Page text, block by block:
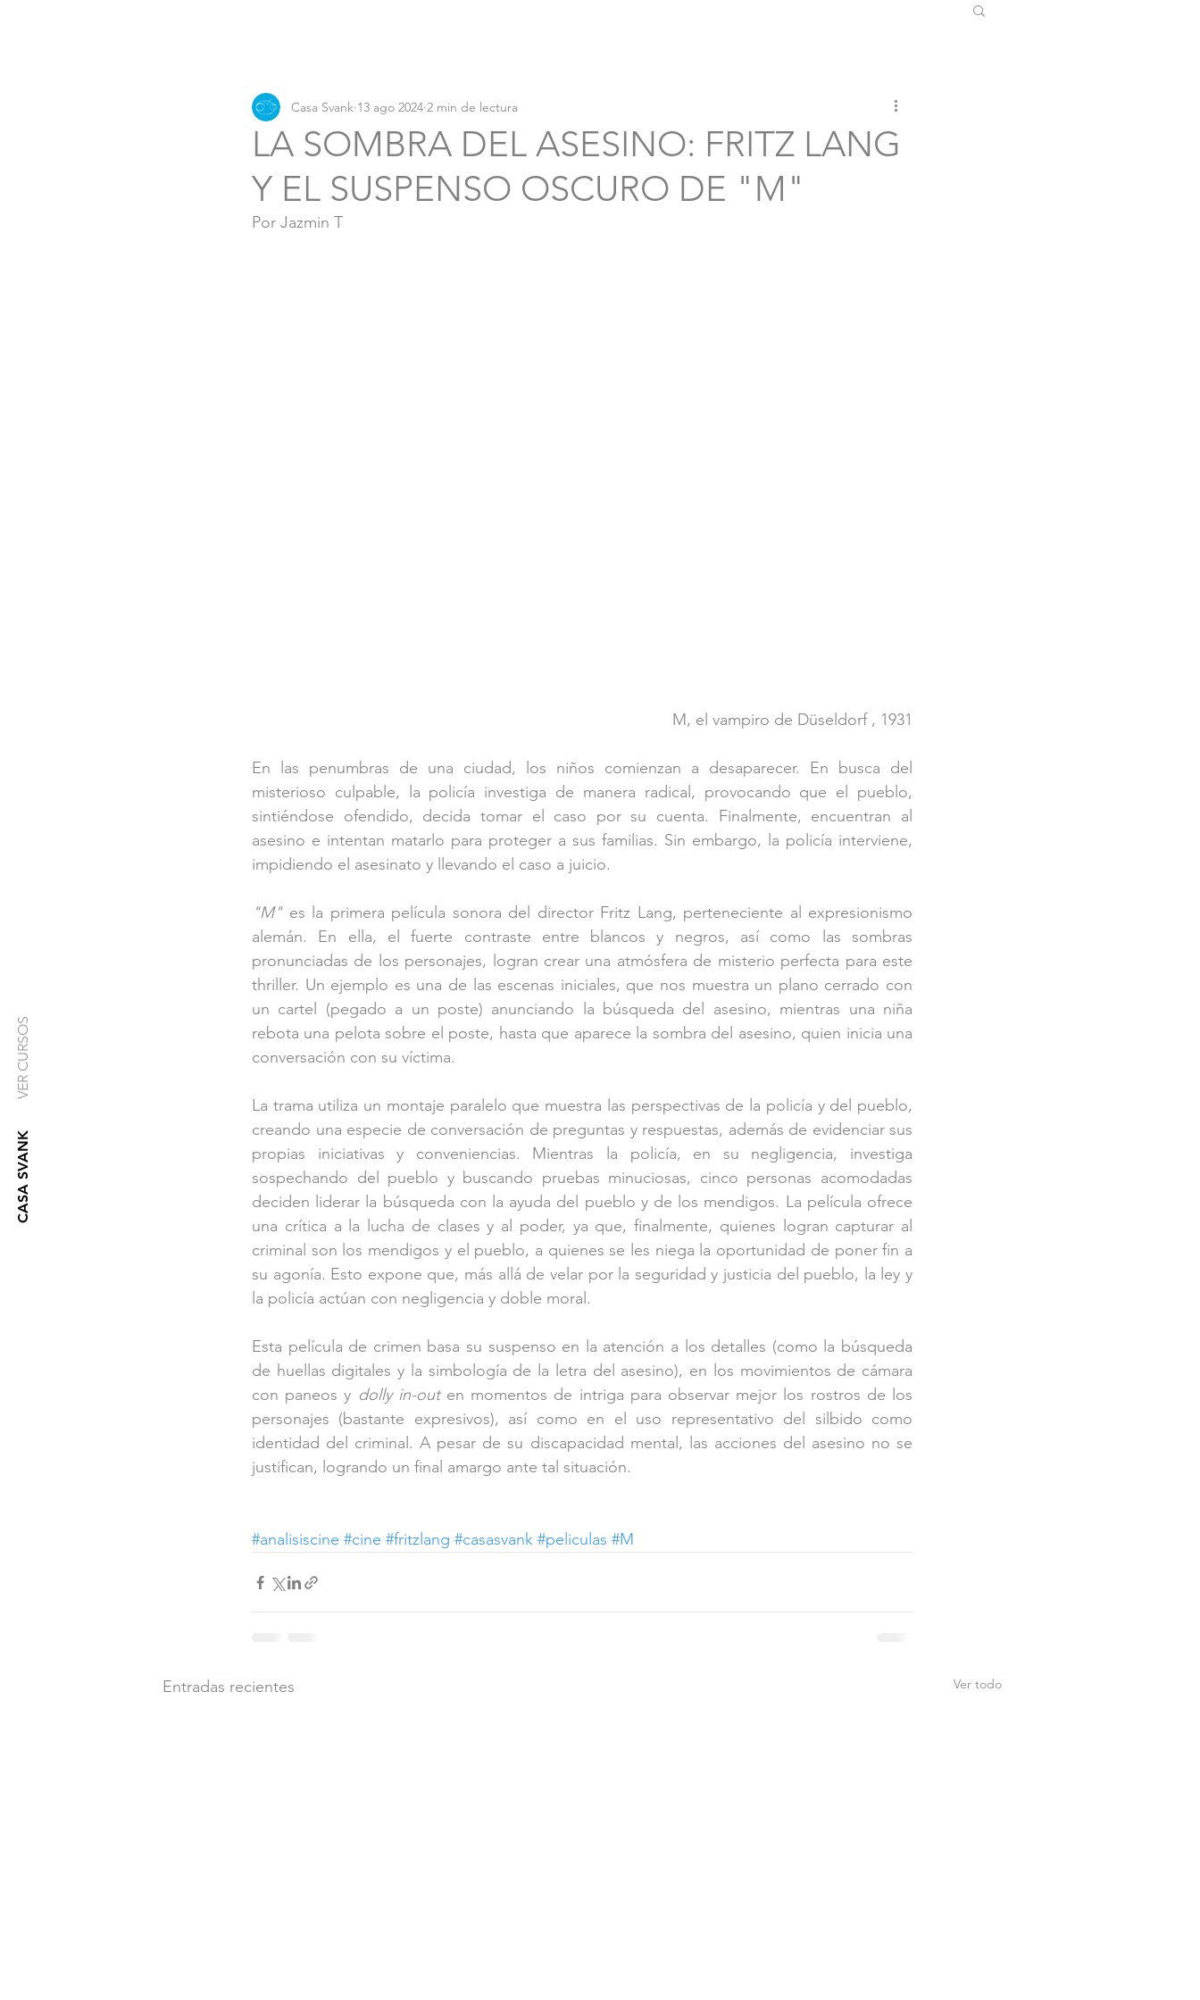
CASA SVANK
VER CURSOS
LA SOMBRA DEL ASESINO: FRITZ LANG
Y EL SUSPENSO OSCURO DE "M"
Casa Svank 13 ago 2024 2 min de lectura
Por Jazmin T
M, el vampiro de Düseldorf , 1931
En las penumbras de una ciudad, los niños comienzan a desaparecer. En busca del
misterioso culpable, la policía investiga de manera radical, provocando que el pueblo,
sintiéndose ofendido, decida tomar el caso por su cuenta. Finalmente, encuentran al
asesino e intentan matarlo para proteger a sus familias. Sin embargo, la policía interviene,
impidiendo el asesinato y llevando el caso a juicio.
"M" es la primera película sonora del director Fritz Lang, perteneciente al expresionismo
alemán. En ella, el fuerte contraste entre blancos y negros, así como las sombras
pronunciadas de los personajes, logran crear una atmósfera de misterio perfecta para este
thriller. Un ejemplo es una de las escenas iniciales, que nos muestra un plano cerrado con
un cartel (pegado a un poste) anunciando la búsqueda del asesino, mientras una niña
rebota una pelota sobre el poste, hasta que aparece la sombra del asesino, quien inicia una
conversación con su víctima.
La trama utiliza un montaje paralelo que muestra las perspectivas de la policía y del pueblo,
creando una especie de conversación de preguntas y respuestas, además de evidenciar sus
propias iniciativas y conveniencias. Mientras la policía, en su negligencia, investiga
sospechando del pueblo y buscando pruebas minuciosas, cinco personas acomodadas
deciden liderar la búsqueda con la ayuda del pueblo y de los mendigos. La película ofrece
una crítica a la lucha de clases y al poder, ya que, finalmente, quienes logran capturar al
criminal son los mendigos y el pueblo, a quienes se les niega la oportunidad de poner fin a
su agonía. Esto expone que, más allá de velar por la seguridad y justicia del pueblo, la ley y
la policía actúan con negligencia y doble moral.
Esta película de crimen basa su suspenso en la atención a los detalles (como la búsqueda
de huellas digitales y la simbología de la letra del asesino), en los movimientos de cámara
con paneos y dolly in-out en momentos de intriga para observar mejor los rostros de los
personajes (bastante expresivos), así como en el uso representativo del silbido como
identidad del criminal. A pesar de su discapacidad mental, las acciones del asesino no se
justifican, logrando un final amargo ante tal situación.
#analisiscine #cine #fritzlang #casasvank #peliculas #M
Entradas recientes Ver todo